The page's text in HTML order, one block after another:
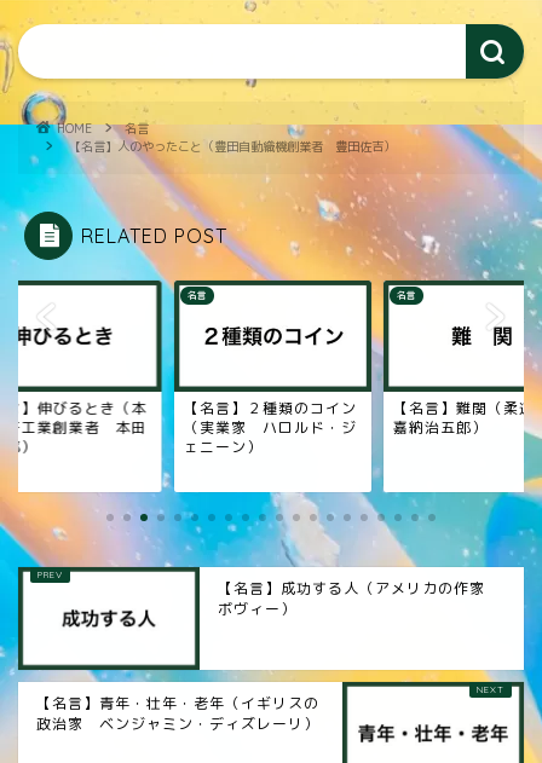
HOME
名言
【名言】人のやったこと（豊田自動織機創業者 豊田佐吉）
RELATED POST
言】伸びるとき（本
研工業創業者 本田
）
名言
【名言】２種類のコイン
（実業家 ハロルド・ジ
ェニーン）
名言
【名言】難関（柔
嘉納治五郎）
【名言】成功する人（アメリカの作家
ボヴィー）
【名言】青年・壮年・老年（イギリスの
政治家 ベンジャミン・ディズレーリ）